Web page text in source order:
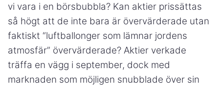
vi vara i en börsbubbla? Kan aktier prissättas
så högt att de inte bara är övervärderade utan
faktiskt “luftballonger som lämnar jordens
atmosfär” övervärderade? Aktier verkade
träffa en vägg i september, dock med
marknaden som möjligen snubblade över sin